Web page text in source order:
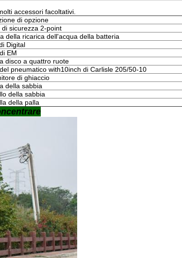
accessori facoltativi.
di opzione
di sicurezza 2-point
della ricarica dell'acqua della batteria
Digital
EM
disco a quattro ruote
pneumatico with10inch di Carlisle 205/50-10
di ghiaccio
della sabbia
della sabbia
della palla